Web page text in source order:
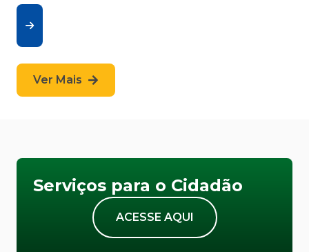
Ver Mais
Serviços para o Cidadão
ACESSE AQUI